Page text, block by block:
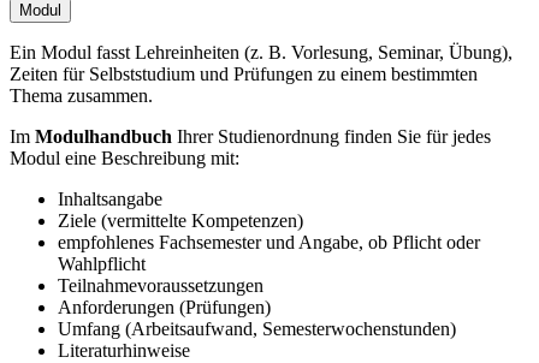
Modul
Ein Modul fasst Lehreinheiten (z. B. Vorlesung, Seminar, Übung),
Zeiten für Selbststudium und Prüfungen zu einem bestimmten
Thema zusammen.
Im Modulhandbuch Ihrer Studienordnung finden Sie für jedes
Modul eine Beschreibung mit:
Inhaltsangabe
Ziele (vermittelte Kompetenzen)
empfohlenes Fachsemester und Angabe, ob Pflicht oder
Wahlpflicht
Teilnahmevoraussetzungen
Anforderungen (Prüfungen)
Umfang (Arbeitsaufwand, Semesterwochenstunden)
Literaturhinweise